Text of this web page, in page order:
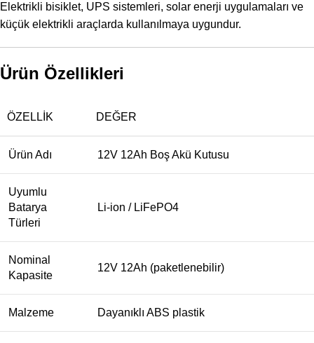
Elektrikli bisiklet, UPS sistemleri, solar enerji uygulamaları ve
küçük elektrikli araçlarda kullanılmaya uygundur.
Ürün Özellikleri
ÖZELLIK DEĞER
Ürün Adı 12V 12Ah Boş Akü Kutusu
Uyumlu
Batarya
Türleri
Li-ion / LiFePO4
Nominal
Kapasite
12V 12Ah (paketlenebilir)
Malzeme Dayanıklı ABS plastik